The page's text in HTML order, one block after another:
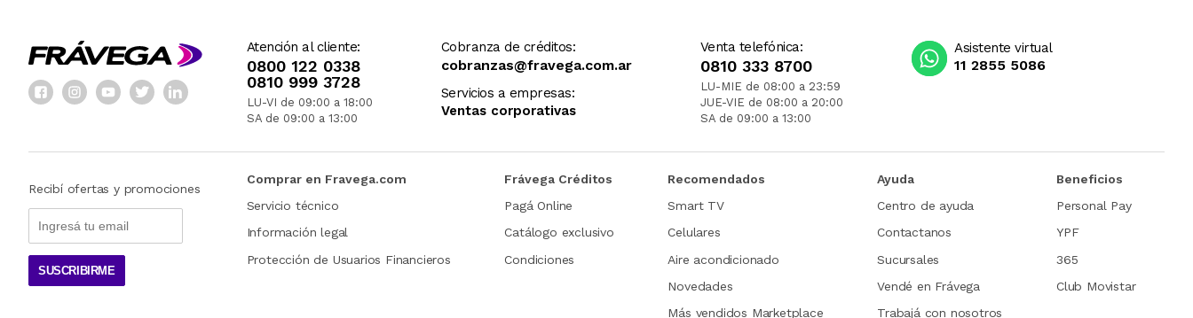
Atención al cliente:
0800 122 0338
0810 999 3728
LU-VI de 09:00 a 18:00
SA de 09:00 a 13:00
Cobranza de créditos:
cobranzas@fravega.com.ar
Servicios a empresas:
Ventas corporativas
Venta telefónica:
0810 333 8700
LU-MIE de 08:00 a 23:59
JUE-VIE de 08:00 a 20:00
SA de 09:00 a 13:00
Asistente virtual
11 2855 5086
Recibí ofertas y promociones
SUSCRIBIRME
Comprar en Fravega.com
Servicio técnico
Información legal
Protección de Usuarios Financieros
Frávega Créditos
Pagá Online
Catálogo exclusivo
Condiciones
Recomendados
Smart TV
Celulares
Aire acondicionado
Novedades
Más vendidos Marketplace
Ayuda
Centro de ayuda
Contactanos
Sucursales
Vendé en Frávega
Trabajá con nosotros
Beneficios
Personal Pay
YPF
365
Club Movistar